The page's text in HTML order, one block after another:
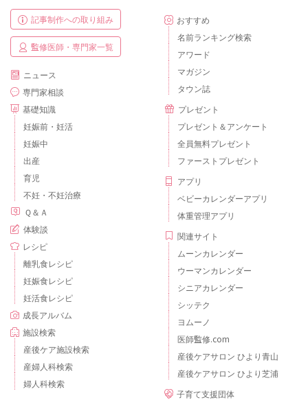
記事制作への取り組み
監修医師・専門家一覧
ニュース
専門家相談
基礎知識
妊娠前・妊活
妊娠中
出産
育児
不妊・不妊治療
Ｑ＆Ａ
体験談
レシピ
離乳食レシピ
妊娠食レシピ
妊活食レシピ
成長アルバム
施設検索
産後ケア施設検索
産婦人科検索
婦人科検索
おすすめ
名前ランキング検索
アワード
マガジン
タウン誌
プレゼント
プレゼント＆アンケート
全員無料プレゼント
ファーストプレゼント
アプリ
ベビーカレンダーアプリ
体重管理アプリ
関連サイト
ムーンカレンダー
ウーマンカレンダー
シニアカレンダー
シッテク
ヨムーノ
医師監修.com
産後ケアサロン ひより青山
産後ケアサロン ひより芝浦
子育て支援団体